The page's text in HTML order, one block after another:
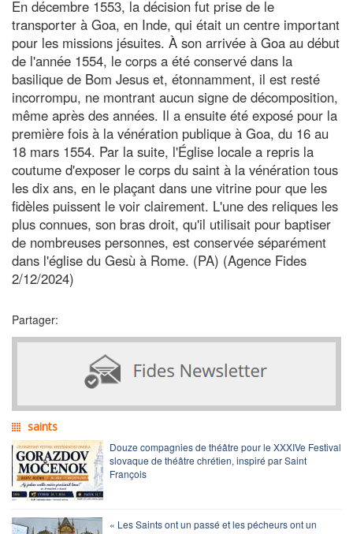
En décembre 1553, la décision fut prise de le
transporter à Goa, en Inde, qui était un centre important
pour les missions jésuites. À son arrivée à Goa au début
de l'année 1554, le corps a été conservé dans la
basilique de Bom Jesus et, étonnamment, il est resté
incorrompu, ne montrant aucun signe de décomposition,
même après des années. Il a ensuite été exposé pour la
première fois à la vénération publique à Goa, du 16 au
18 mars 1554. Par la suite, l'Église locale a repris la
coutume d'exposer le corps du saint à la vénération tous
les dix ans, en le plaçant dans une vitrine pour que les
fidèles puissent le voir clairement. L'une des reliques les
plus connues, son bras droit, qu'il utilisait pour baptiser
de nombreuses personnes, est conservée séparément
dans l'église du Gesù à Rome. (PA) (Agence Fides
2/12/2024)
Partager:
saints
Douze compagnies de théâtre pour le XXXIVe Festival
slovaque de théâtre chrétien, inspiré par Saint
François
« Les Saints ont un passé et les pécheurs ont un